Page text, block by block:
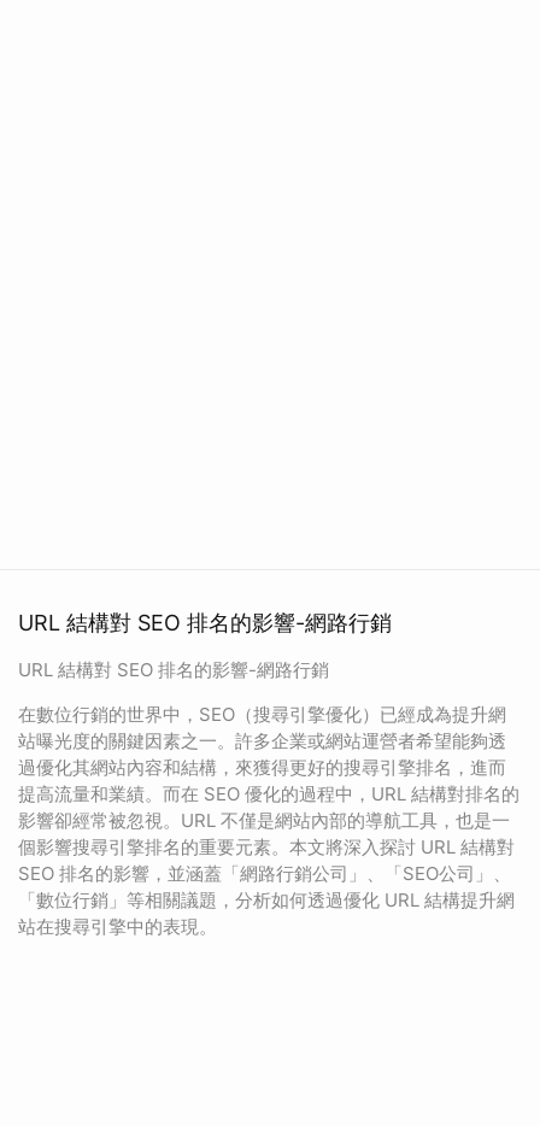
URL 結構對 SEO 排名的影響-網路行銷
URL 結構對 SEO 排名的影響-網路行銷
在數位行銷的世界中，SEO（搜尋引擎優化）已經成為提升網
站曝光度的關鍵因素之一。許多企業或網站運營者希望能夠透
過優化其網站內容和結構，來獲得更好的搜尋引擎排名，進而
提高流量和業績。而在 SEO 優化的過程中，URL 結構對排名的
影響卻經常被忽視。URL 不僅是網站內部的導航工具，也是一
個影響搜尋引擎排名的重要元素。本文將深入探討 URL 結構對
SEO 排名的影響，並涵蓋「網路行銷公司」、「SEO公司」、
「數位行銷」等相關議題，分析如何透過優化 URL 結構提升網
站在搜尋引擎中的表現。